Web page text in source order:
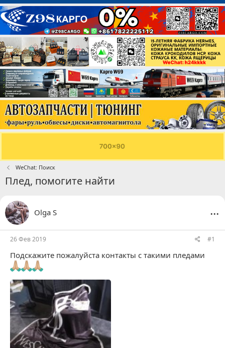
WeChat: Поиск
Плед, помогите найти
Olga S ...
26 Фев 2019 #1
Подскажите пожалуйста контакты с такими пледами